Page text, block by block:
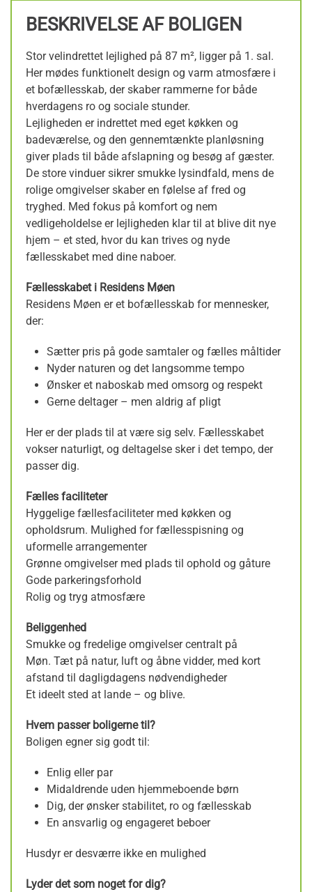
BESKRIVELSE AF BOLIGEN
Stor velindrettet lejlighed på 87 m², ligger på 1. sal.
Her mødes funktionelt design og varm atmosfære i
et bofællesskab, der skaber rammerne for både
hverdagens ro og sociale stunder.
Lejligheden er indrettet med eget køkken og
badeværelse, og den gennemtænkte planløsning
giver plads til både afslapning og besøg af gæster.
De store vinduer sikrer smukke lysindfald, mens de
rolige omgivelser skaber en følelse af fred og
tryghed. Med fokus på komfort og nem
vedligeholdelse er lejligheden klar til at blive dit nye
hjem – et sted, hvor du kan trives og nyde
fællesskabet med dine naboer.
Fællesskabet i Residens Møen
Residens Møen er et bofællesskab for mennesker,
der:
Sætter pris på gode samtaler og fælles måltider
Nyder naturen og det langsomme tempo
Ønsker et naboskab med omsorg og respekt
Gerne deltager – men aldrig af pligt
Her er der plads til at være sig selv. Fællesskabet
vokser naturligt, og deltagelse sker i det tempo, der
passer dig.
Fælles faciliteter
Hyggelige fællesfaciliteter med køkken og
opholdsrum. Mulighed for fællesspisning og
uformelle arrangementer
Grønne omgivelser med plads til ophold og gåture
Gode parkeringsforhold
Rolig og tryg atmosfære
Beliggenhed
Smukke og fredelige omgivelser centralt på
Møn. Tæt på natur, luft og åbne vidder, med kort
afstand til dagligdagens nødvendigheder
Et ideelt sted at lande – og blive.
Hvem passer boligerne til?
Boligen egner sig godt til:
Enlig eller par
Midaldrende uden hjemmeboende børn
Dig, der ønsker stabilitet, ro og fællesskab
En ansvarlig og engageret beboer
Husdyr er desværre ikke en mulighed
Lyder det som noget for dig?